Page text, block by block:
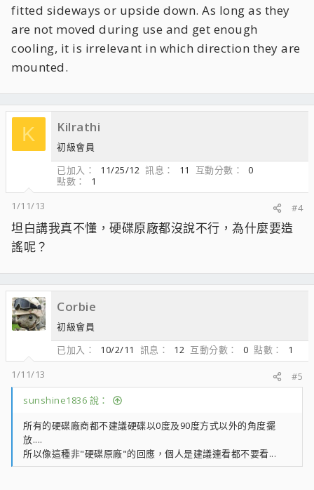
fitted sideways or upside down. As long as they
are not moved during use and get enough
cooling, it is irrelevant in which direction they are
mounted.
K Kilrathi
初級會員
已加入
11/25/12 訊息 11 互動分數
0
點數
1
1/11/13
#4
坦白講我真不懂，硬碟原廠都沒說不行，為什麼要造
謠呢？
Corbie
初級會員
已加入
10/2/11 訊息 12 互動分數 0 點數
1
1/11/13
#5
sunshine1836 說：
所有的硬碟廠商都不建議硬碟以0度及90度方式以外的角度擺
放....
所以像這種非"硬碟原廠"的回應，個人是建議連看都不要看...